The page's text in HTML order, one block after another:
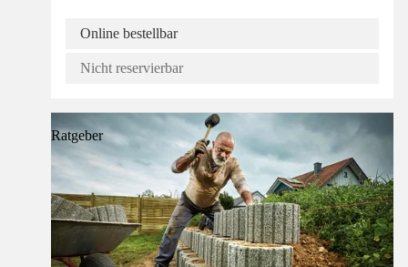
Online bestellbar
Nicht reservierbar
Ratgeber